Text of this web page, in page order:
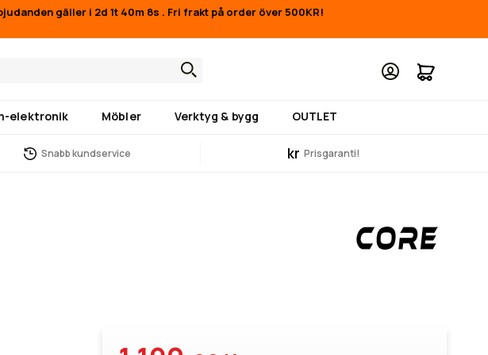
gäller i 2d 1t 40m 7s . Fri frakt på order över 500KR!
Min
elektronik Möbler Verktyg & bygg OUTLET
Snabb kundservice kr Prisgaranti!